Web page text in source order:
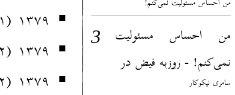
۱۳۷۹ (۱)
۱۳۷۹ (۲)
۱۳۷۹ (۲)
من احساس مسئولیت
نمی‌کنم! - روزبه فیض در
سامری نیکوکار